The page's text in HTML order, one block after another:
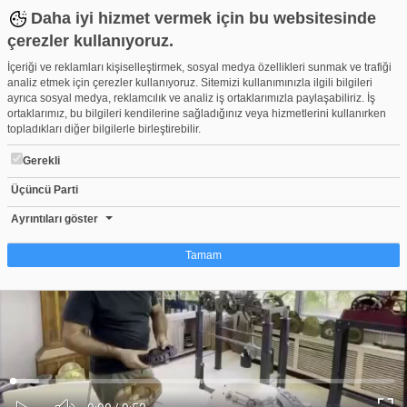
Daha iyi hizmet vermek için bu websitesinde
çerezler kullanıyoruz.
İçeriği ve reklamları kişiselleştirmek, sosyal medya özellikleri sunmak ve trafiği
analiz etmek için çerezler kullanıyoruz. Sitemizi kullanımınızla ilgili bilgileri
ayrıca sosyal medya, reklamcılık ve analiz iş ortaklarımızla paylaşabiliriz. İş
ortaklarımız, bu bilgileri kendilerine sağladığınız veya hizmetlerini kullanırken
topladıkları diğer bilgilerle birleştirebilir.
Gerekli
Üçüncü Parti
Ayrıntıları göster
Tamam
Çerez nedir?
Çerezler, web-sitelerinin, kullanıcıların deneyimlerini daha verimli hale getirmek
amacıyla kullandığı küçük metin dosyalarıdır. Yasalara göre, bu sitenin
işletilmesi için kesinlikle gerekli olan çerezleri cihazınıza yerleştirebiliyoruz.
Diğer çerez türleri için sizden izin almamız gerekiyor. Bu site farklı çerez türleri
kullanmaktadır. Bazı çerezler, sayfalarımızda yer alan üçüncü şahıs hizmetleri
tarafından yerleştirilir. İzniniz şu alanlar için geçerlidir: web.tv
Ses
Yüklendi:
0%
Yükleniyor:
0%
Bursa'da saat kulesinin 41 yıldır çalışmayan saati tamir edildi